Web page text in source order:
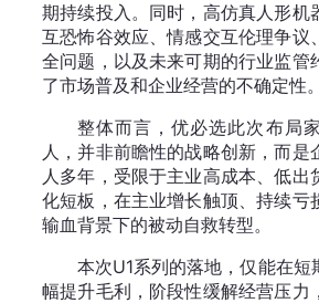
期持续投入。同时，高仿真人形机
互恐怖谷效应、情感交互伦理争议
全问题，以及未来可期的行业监管
了市场普及和企业经营的不确定性。
整体而言，优必选此次布局
人，并非前瞻性的战略创新，而是
人多年，受限于主业高成本、低出
化短板，在主业增长触顶、持续亏
输血背景下的被动自救转型。
本次U1系列的落地，仅能在短
幅提升毛利，阶段性缓解经营压力